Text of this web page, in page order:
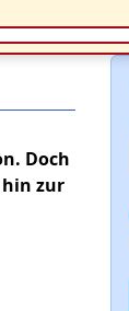
Doch
hin zur